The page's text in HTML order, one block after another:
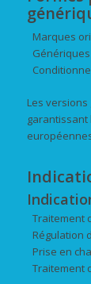
Marques
Les
garantissant
Traitement
Régulation
Prise en
Traitement